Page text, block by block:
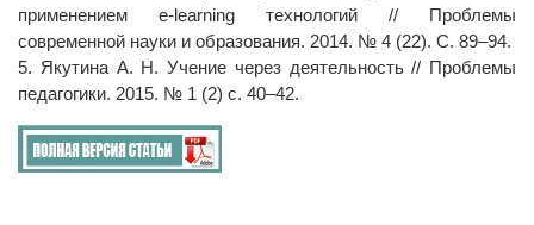
применением e-learning технологий // Проблемы
современной науки и образования. 2014. № 4 (22). С. 89–94.
5. Якутина А. Н. Учение через деятельность // Проблемы
педагогики. 2015. № 1 (2) с. 40–42.